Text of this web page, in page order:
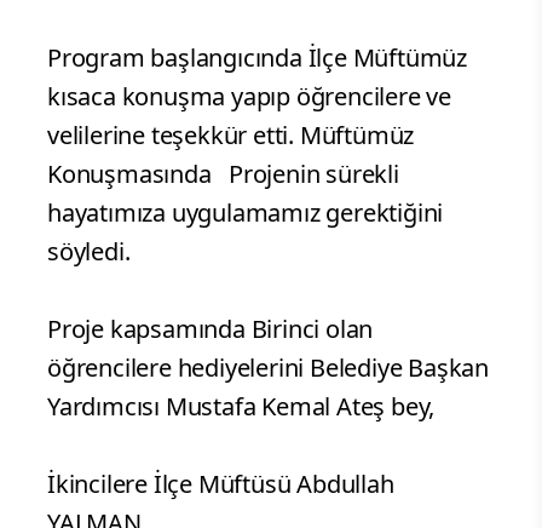
Program başlangıcında İlçe Müftümüz
kısaca konuşma yapıp öğrencilere ve
velilerine teşekkür etti. Müftümüz
Konuşmasında Projenin sürekli
hayatımıza uygulamamız gerektiğini
söyledi.
Proje kapsamında Birinci olan
öğrencilere hediyelerini Belediye Başkan
Yardımcısı Mustafa Kemal Ateş bey,
İkincilere İlçe Müftüsü Abdullah